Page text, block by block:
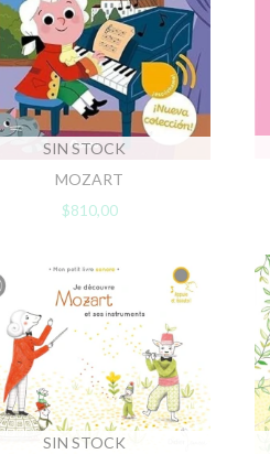
SIN STOCK
MOZART
$810,00
SIN STOCK